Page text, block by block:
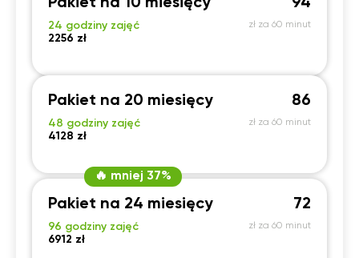
Pakiet na 10 miesięcy
24 godziny zajęć
2256 zł
94
zł za 60 minut
Pakiet na 20 miesięcy
48 godziny zajęć
4128 zł
86
zł za 60 minut
🔥 mniej 37%
Pakiet na 24 miesięcy
96 godziny zajęć
6912 zł
72
zł za 60 minut